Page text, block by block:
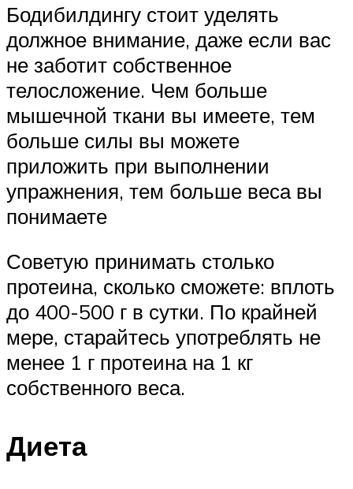
Бодибилдингу стоит уделять
должное внимание, даже если вас
не заботит собственное
телосложение. Чем больше
мышечной ткани вы имеете, тем
больше силы вы можете
приложить при выполнении
упражнения, тем больше веса вы
понимаете
Советую принимать столько
протеина, сколько сможете: вплоть
до 400-500 г в сутки. По крайней
мере, старайтесь употреблять не
менее 1 г протеина на 1 кг
собственного веса.
Диета